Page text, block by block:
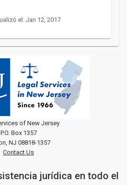
el: Jan 12, 2017
of New Jersey
P.O. Box 1357
NJ 08818-1357
Contact Us
jurídica en todo el